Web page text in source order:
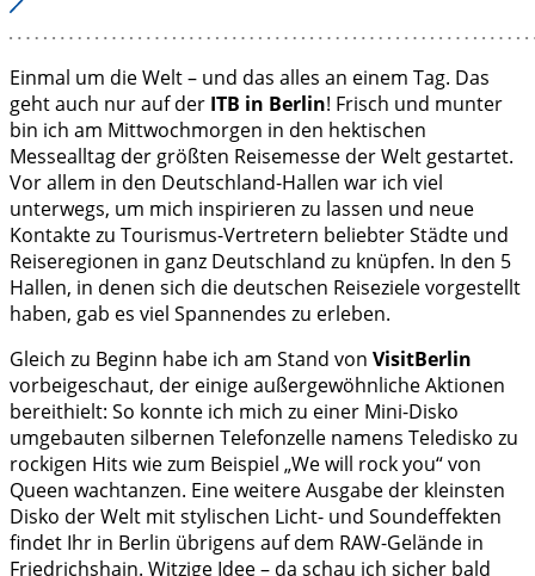
Einmal um die Welt – und das alles an einem Tag. Das
geht auch nur auf der ITB in Berlin! Frisch und munter
bin ich am Mittwochmorgen in den hektischen
Messealltag der größten Reisemesse der Welt gestartet.
Vor allem in den Deutschland-Hallen war ich viel
unterwegs, um mich inspirieren zu lassen und neue
Kontakte zu Tourismus-Vertretern beliebter Städte und
Reiseregionen in ganz Deutschland zu knüpfen. In den 5
Hallen, in denen sich die deutschen Reiseziele vorgestellt
haben, gab es viel Spannendes zu erleben.
Gleich zu Beginn habe ich am Stand von VisitBerlin
vorbeigeschaut, der einige außergewöhnliche Aktionen
bereithielt: So konnte ich mich zu einer Mini-Disko
umgebauten silbernen Telefonzelle namens Teledisko zu
rockigen Hits wie zum Beispiel „We will rock you“ von
Queen wachtanzen. Eine weitere Ausgabe der kleinsten
Disko der Welt mit stylischen Licht- und Soundeffekten
findet Ihr in Berlin übrigens auf dem RAW-Gelände in
Friedrichshain. Witzige Idee – da schau ich sicher bald